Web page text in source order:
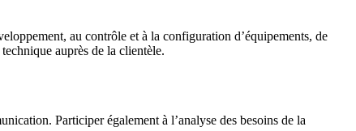
au contrôle et à la configuration d’équipements, de
auprès de la clientèle.
Participer également à l’analyse des besoins de la